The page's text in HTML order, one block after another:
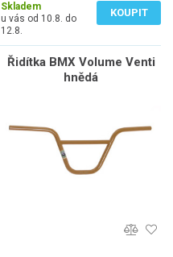
Skladem
u vás od 10.8. do
12.8.
KOUPIT
Řidítka BMX Volume Venti
hnědá